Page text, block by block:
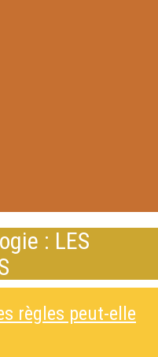
: LES
règles peut-elle